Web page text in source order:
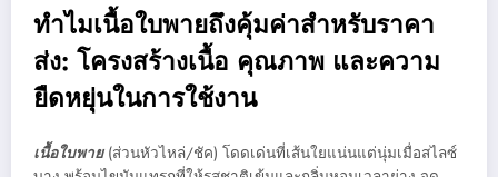
ทำไมเนื้อใบพายถึงคุ้มค่าสำหรับราคา
ส่ง: โครงสร้างเนื้อ คุณภาพ และความ
ยืดหยุ่นในการใช้งาน
เนื้อใบพาย(ส่วนหัวไหล่/ชัค) โดดเด่นที่เส้นใยแน่นแต่นุ่มเมื่อสไลซ์